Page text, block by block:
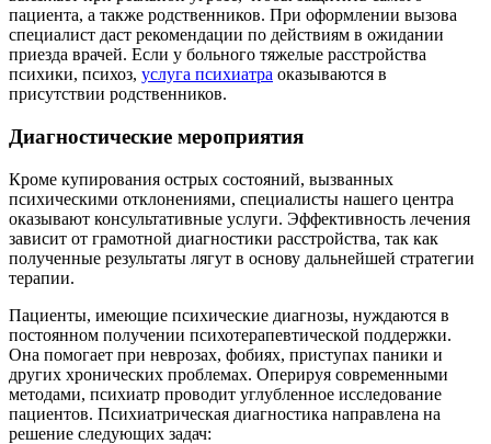
пациента, а также родственников. При оформлении вызова
специалист даст рекомендации по действиям в ожидании
приезда врачей. Если у больного тяжелые расстройства
психики, психоз, услуга психиатра оказываются в
присутствии родственников.
Диагностические мероприятия
Кроме купирования острых состояний, вызванных
психическими отклонениями, специалисты нашего центра
оказывают консультативные услуги. Эффективность лечения
зависит от грамотной диагностики расстройства, так как
полученные результаты лягут в основу дальнейшей стратегии
терапии.
Пациенты, имеющие психические диагнозы, нуждаются в
постоянном получении психотерапевтической поддержки.
Она помогает при неврозах, фобиях, приступах паники и
других хронических проблемах. Оперируя современными
методами, психиатр проводит углубленное исследование
пациентов. Психиатрическая диагностика направлена на
решение следующих задач: